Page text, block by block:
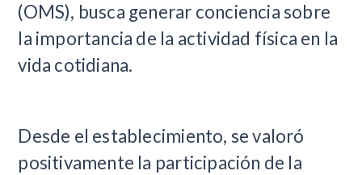
(OMS), busca generar conciencia sobre
la importancia de la actividad física en la
vida cotidiana.
Desde el establecimiento, se valoró
positivamente la participación de la